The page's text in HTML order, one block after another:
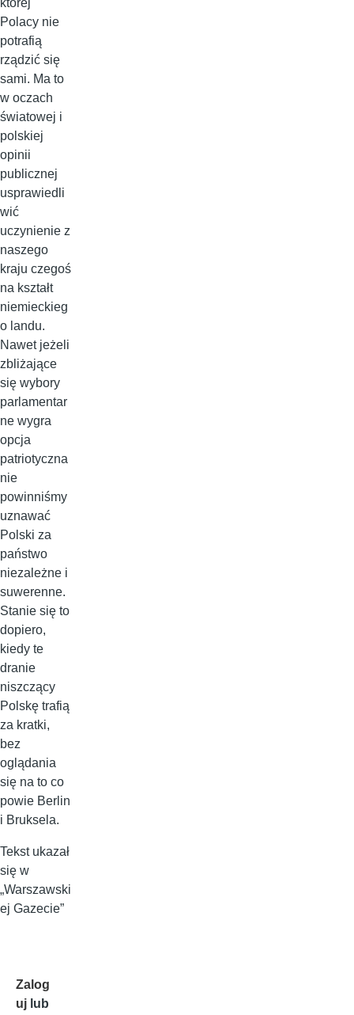
której
Polacy nie
potrafią
rządzić się
sami. Ma to
w oczach
światowej i
polskiej
opinii
publicznej
usprawiedli
wić
uczynienie z
naszego
kraju czegoś
na kształt
niemieckieg
o landu.
Nawet jeżeli
zbliżające
się wybory
parlamentar
ne wygra
opcja
patriotyczna
nie
powinniśmy
uznawać
Polski za
państwo
niezależne i
suwerenne.
Stanie się to
dopiero,
kiedy te
dranie
niszczący
Polskę trafią
za kratki,
bez
oglądania
się na to co
powie Berlin
i Bruksela.
Tekst ukazał
się w
„Warszawski
ej Gazecie”
Zalog
uj lub